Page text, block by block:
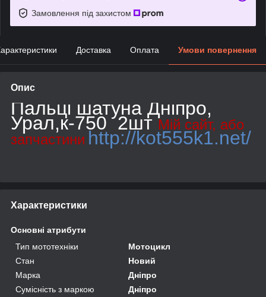
Замовлення під захистом
Доставка Оплата Умови повернення
Опис
Пальці шатуна Дніпро,
Урал,к-750 2шт Мій сайт, або
запчастини http://kot555k1.net/
Характеристики
Основні атрибути
Тип мототехніки
Мотоцикл
Стан
Новий
Марка
Дніпро
Сумісність з маркою
Дніпро